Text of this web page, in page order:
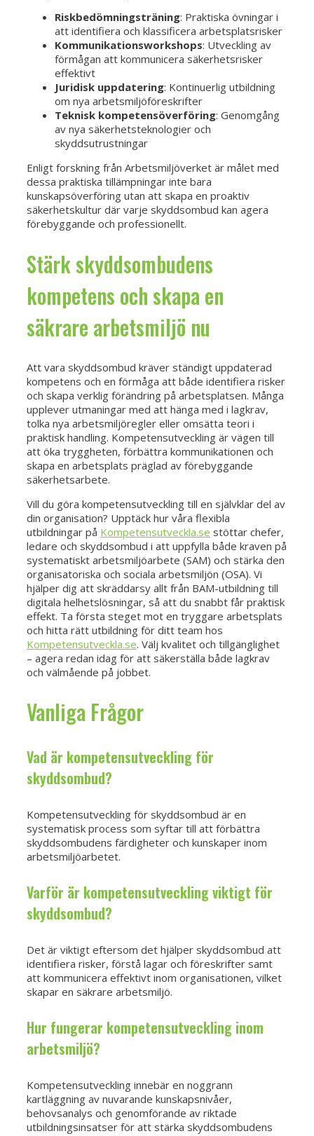
Riskbedömningsträning: Praktiska övningar i
att identifiera och klassificera arbetsplatsrisker
Kommunikationsworkshops: Utveckling av
förmågan att kommunicera säkerhetsrisker
effektivt
Juridisk uppdatering: Kontinuerlig utbildning
om nya arbetsmiljöföreskrifter
Teknisk kompetensöverföring: Genomgång
av nya säkerhetsteknologier och
skyddsutrustningar
Enligt forskning från Arbetsmiljöverket är målet med
dessa praktiska tillämpningar inte bara
kunskapsöverföring utan att skapa en proaktiv
säkerhetskultur där varje skyddsombud kan agera
förebyggande och professionellt.
Stärk skyddsombudens
kompetens och skapa en
säkrare arbetsmiljö nu
Att vara skyddsombud kräver ständigt uppdaterad
kompetens och en förmåga att både identifiera risker
och skapa verklig förändring på arbetsplatsen. Många
upplever utmaningar med att hänga med i lagkrav,
tolka nya arbetsmiljöregler eller omsätta teori i
praktisk handling. Kompetensutveckling är vägen till
att öka tryggheten, förbättra kommunikationen och
skapa en arbetsplats präglad av förebyggande
säkerhetsarbete.
Vill du göra kompetensutveckling till en självklar del av
din organisation? Upptäck hur våra flexibla
utbildningar på Kompetensutveckla.se stöttar chefer,
ledare och skyddsombud i att uppfylla både kraven på
systematiskt arbetsmiljöarbete (SAM) och stärka den
organisatoriska och sociala arbetsmiljön (OSA). Vi
hjälper dig att skräddarsy allt från BAM-utbildning till
digitala helhetslösningar, så att du snabbt får praktisk
effekt. Ta första steget mot en tryggare arbetsplats
och hitta rätt utbildning för ditt team hos
Kompetensutveckla.se. Välj kvalitet och tillgänglighet
– agera redan idag för att säkerställa både lagkrav
och välmående på jobbet.
Vanliga Frågor
Vad är kompetensutveckling för
skyddsombud?
Kompetensutveckling för skyddsombud är en
systematisk process som syftar till att förbättra
skyddsombudens färdigheter och kunskaper inom
arbetsmiljöarbetet.
Varför är kompetensutveckling viktigt för
skyddsombud?
Det är viktigt eftersom det hjälper skyddsombud att
identifiera risker, förstå lagar och föreskrifter samt
att kommunicera effektivt inom organisationen, vilket
skapar en säkrare arbetsmiljö.
Hur fungerar kompetensutveckling inom
arbetsmiljö?
Kompetensutveckling innebär en noggrann
kartläggning av nuvarande kunskapsnivåer,
behovsanalys och genomförande av riktade
utbildningsinsatser för att stärka skyddsombudens